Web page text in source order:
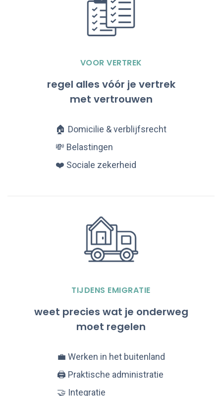
VOOR VERTREK
regel alles vóór je vertrek
met vertrouwen
🏠 Domicilie & verblijfsrecht
💸 Belastingen
❤️ Sociale zekerheid
TIJDENS EMIGRATIE
weet precies wat je onderweg
moet regelen
💼 Werken in het buitenland
🖨️ Praktische administratie
🤝 Integratie